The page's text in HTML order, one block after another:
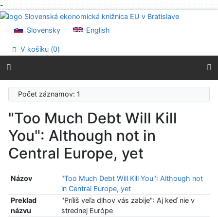
-
Prejsť na obsah
Prehlásenie o webovej prístupnosti
Slovensky English
V košíku (0)
Počet záznamov: 1
"Too Much Debt Will Kill
You": Although not in
Central Europe, yet
Názov
"Too Much Debt Will Kill You": Although not
in Central Europe, yet
Preklad
názvu
"Príliš veľa dlhov vás zabije": Aj keď nie v
strednej Európe